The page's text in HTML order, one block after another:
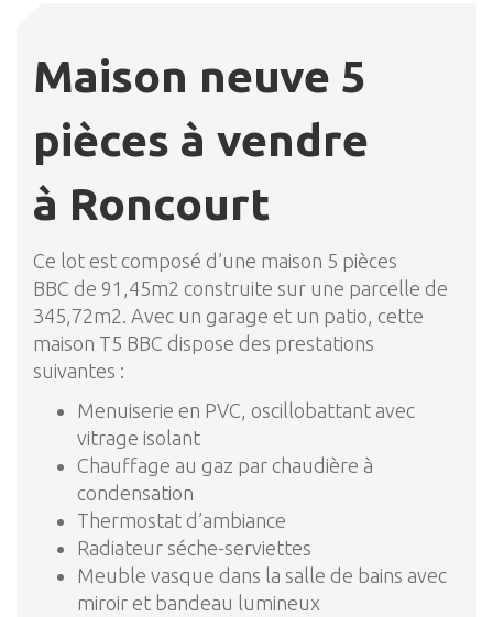
Maison neuve 5
pièces à vendre
à Roncourt
Ce lot est composé d’une maison 5 pièces
BBC de 91,45m2 construite sur une parcelle de
345,72m2. Avec un garage et un patio, cette
maison T5 BBC dispose des prestations
suivantes :
Menuiserie en PVC, oscillobattant avec
vitrage isolant
Chauffage au gaz par chaudière à
condensation
Thermostat d’ambiance
Radiateur séche-serviettes
Meuble vasque dans la salle de bains avec
miroir et bandeau lumineux